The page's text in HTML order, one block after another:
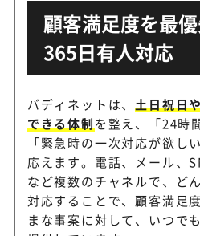
顧客満足度を最
365日有人対応
バディネットは、 土日祝日
できる体制を整え、「24時
「緊急時の一次対応が欲し
応えます。電話、メール、
など複数のチャネルで、ど
対応することで、顧客満足
まな事案に対して、いつで